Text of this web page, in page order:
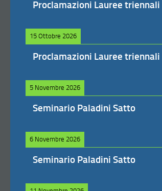
Proclamazioni Lauree triennali
15 Ottobre 2026
Proclamazioni Lauree triennali
5 Novembre 2026
Seminario Paladini Satto
6 Novembre 2026
Seminario Paladini Satto